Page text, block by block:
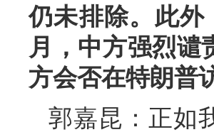
仍未排除。此外
月，中方强烈谴
方会否在特朗普
郭嘉昆：正如